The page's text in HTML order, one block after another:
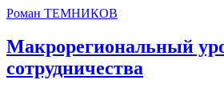
Роман ТЕМНИКОВ
Макрорегиональный
сотрудничества